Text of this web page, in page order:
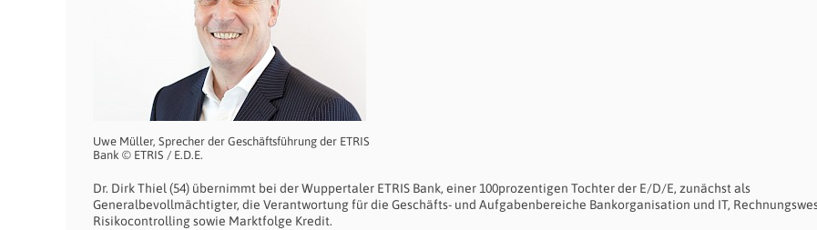
Uwe Müller, Sprecher der Geschäftsführung der ETRIS
Bank © ETRIS / E.D.E.
Dr. Dirk Thiel (54) übernimmt bei der Wuppertaler ETRIS Bank, einer 100prozentigen Tochter der E/D/E, zunächst als
Generalbevollmächtigter, die Verantwortung für die Geschäfts- und Aufgabenbereiche Bankorganisation und IT,
Risikocontrolling sowie Marktfolge Kredit.